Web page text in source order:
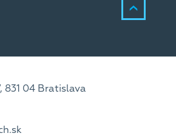
831 04 Bratislava